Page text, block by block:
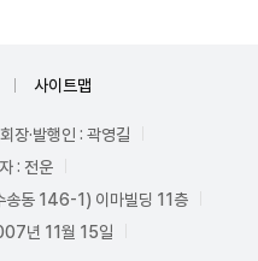
사이트맵
회장·발행인 : 곽영길
: 전운
송동 146-1) 이마빌딩 11층
년 11월 15일